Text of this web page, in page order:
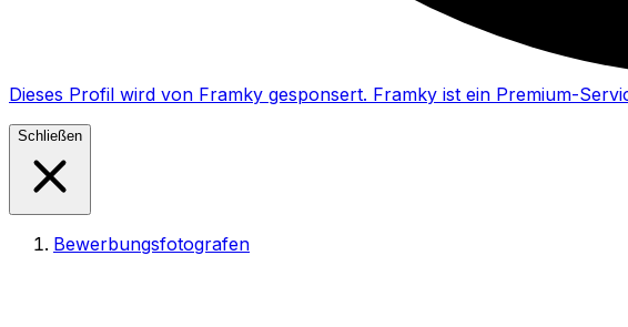
Dieses Profil wird von Framky gesponsert. Framky ist ein Premium-
Schließen
Bewerbungsfotografen